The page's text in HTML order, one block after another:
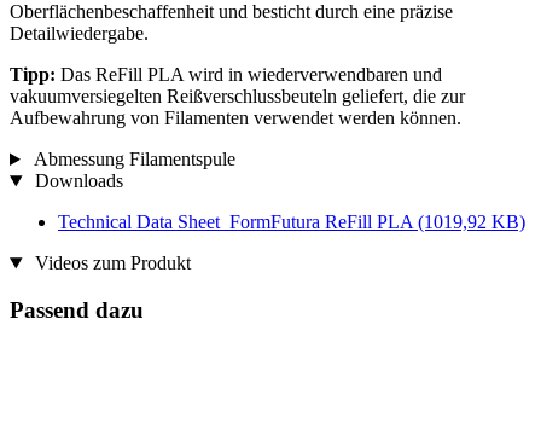
Oberflächenbeschaffenheit und besticht durch eine präzise
Detailwiedergabe.
Tipp: Das ReFill PLA wird in wiederverwendbaren und
vakuumversiegelten Reißverschlussbeuteln geliefert, die zur
Aufbewahrung von Filamenten verwendet werden können.
Abmessung Filamentspule
Downloads
Technical Data Sheet_FormFutura ReFill PLA (1019,92 KB)
Videos zum Produkt
Passend dazu